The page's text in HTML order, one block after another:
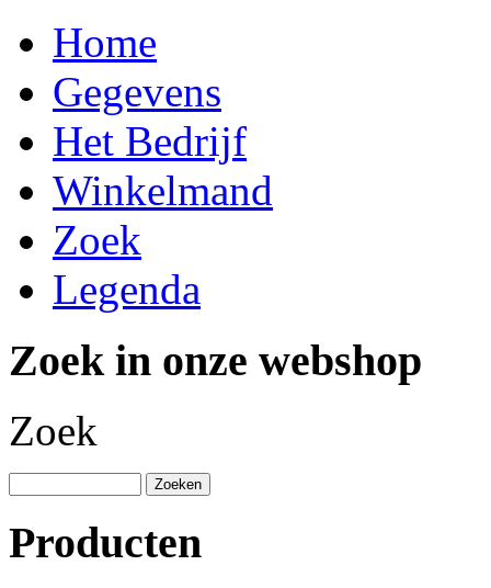
Home
Gegevens
Het Bedrijf
Winkelmand
Zoek
Legenda
Zoek in onze webshop
Zoek
Producten